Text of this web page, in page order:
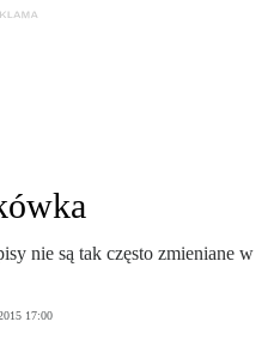
nie są tak często zmieniane w
17:00